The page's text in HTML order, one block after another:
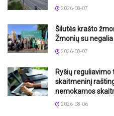
2026-08-07
Šilutės krašto
Žmonių su
2026-08-07
Ryšių
skaitmeninį
nemokamos
2026-08-06